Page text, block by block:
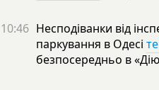
10:46 Несподіванки від
паркування в Одесі
безпосередньо в